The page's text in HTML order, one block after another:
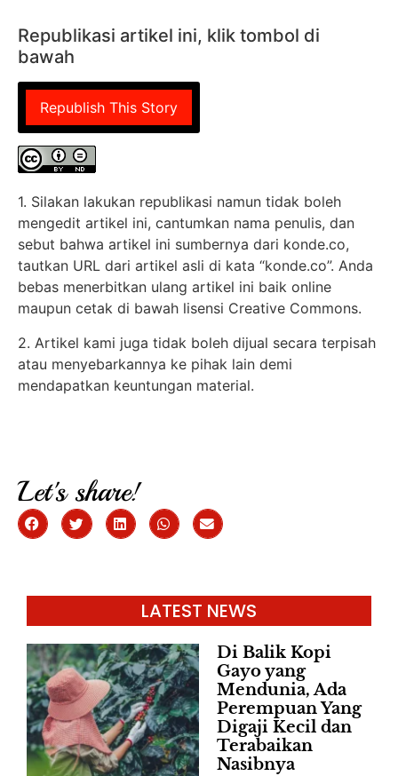
Republikasi artikel ini, klik tombol di
bawah
Republish This Story
1. Silakan lakukan republikasi namun tidak boleh
mengedit artikel ini, cantumkan nama penulis, dan
sebut bahwa artikel ini sumbernya dari konde.co,
tautkan URL dari artikel asli di kata “konde.co”. Anda
bebas menerbitkan ulang artikel ini baik online
maupun cetak di bawah lisensi Creative Commons.
2. Artikel kami juga tidak boleh dijual secara terpisah
atau menyebarkannya ke pihak lain demi
mendapatkan keuntungan material.
Let's share!
LATEST NEWS
Di Balik Kopi
Gayo yang
Mendunia, Ada
Perempuan Yang
Digaji Kecil dan
Terabaikan
Nasibnya